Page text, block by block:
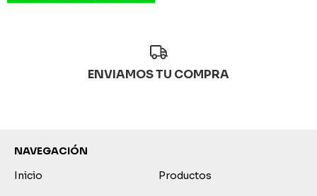
ENVIAMOS TU COMPRA
NAVEGACIÓN
Inicio
Productos